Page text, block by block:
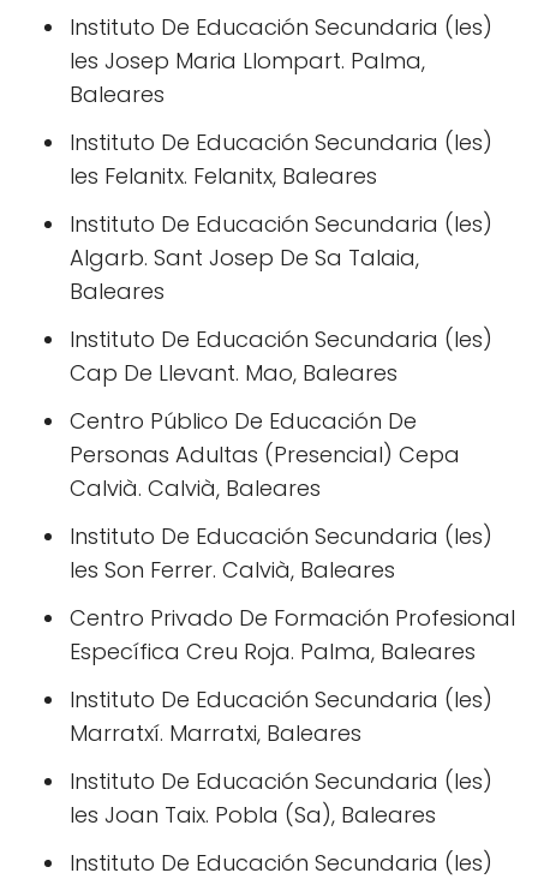
Instituto De Educación Secundaria (Ies)
Ies Josep Maria Llompart. Palma,
Baleares
Instituto De Educación Secundaria (Ies)
Ies Felanitx. Felanitx, Baleares
Instituto De Educación Secundaria (Ies)
Algarb. Sant Josep De Sa Talaia,
Baleares
Instituto De Educación Secundaria (Ies)
Cap De Llevant. Mao, Baleares
Centro Público De Educación De
Personas Adultas (Presencial) Cepa
Calvià. Calvià, Baleares
Instituto De Educación Secundaria (Ies)
Ies Son Ferrer. Calvià, Baleares
Centro Privado De Formación Profesional
Específica Creu Roja. Palma, Baleares
Instituto De Educación Secundaria (Ies)
Marratxí. Marratxi, Baleares
Instituto De Educación Secundaria (Ies)
Ies Joan Taix. Pobla (Sa), Baleares
Instituto De Educación Secundaria (Ies)